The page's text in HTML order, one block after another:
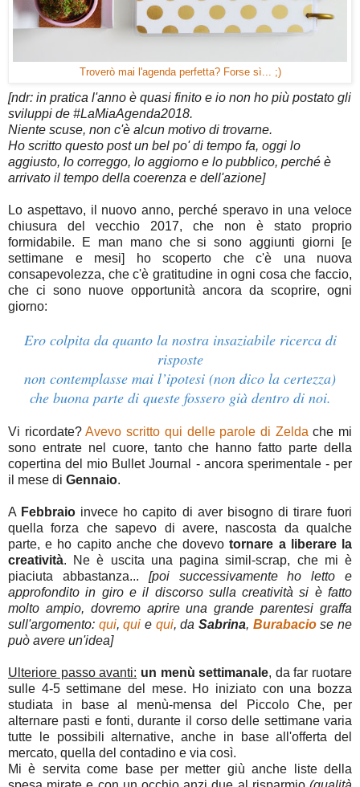
Troverò mai l'agenda perfetta? Forse sì... ;)
[ndr: in pratica l'anno è quasi finito e io non ho più postato gli
sviluppi de #LaMiaAgenda2018.
Niente scuse, non c'è alcun motivo di trovarne.
Ho scritto questo post un bel po' di tempo fa, oggi lo
aggiusto, lo correggo, lo aggiorno e lo pubblico, perché è
arrivato il tempo della coerenza e dell'azione]
Lo aspettavo, il nuovo anno, perché speravo in una veloce
chiusura del vecchio 2017, che non è stato proprio
formidabile. E man mano che si sono aggiunti giorni [e
settimane e mesi] ho scoperto che c'è una nuova
consapevolezza, che c'è gratitudine in ogni cosa che faccio,
che ci sono nuove opportunità ancora da scoprire, ogni
giorno:
Ero colpita da quanto la nostra insaziabile ricerca di
risposte
non contemplasse mai l’ipotesi (non dico la certezza)
che buona parte di queste fossero già dentro di noi.
Vi ricordate?Avevo scritto qui delle parole di Zelda che mi
sono entrate nel cuore, tanto che hanno fatto parte della
copertina del mio Bullet Journal - ancora sperimentale - per
il mese di Gennaio.
A Febbraio invece ho capito di aver bisogno di tirare fuori
quella forza che sapevo di avere, nascosta da qualche
parte, e ho capito anche che dovevotornare a liberare la
creatività. Ne è uscita una pagina simil-scrap, che mi è
piaciuta abbastanza... [poi successivamente ho letto e
approfondito in giro e il discorso sulla creatività si è fatto
molto ampio, dovremo aprire una grande parentesi graffa
sull'argomento: qui,qui e qui, daSabrina, Burabaciose ne
può avere un'idea]
Ulteriore passo avanti: un menù settimanale, da far ruotare
sulle 4-5 settimane del mese. Ho iniziato con una bozza
studiata in base al menù-mensa del Piccolo Che, per
alternare pasti e fonti, durante il corso delle settimane varia
tutte le possibili alternative, anche in base all'offerta del
mercato, quella del contadino e via così.
Mi è servita come base per metter giù anche liste della